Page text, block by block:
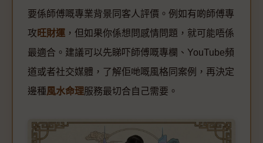
要係師傅嘅專業背景同客人評價。例如有啲師傅專
攻旺財運 ，但如果你係想問感情問題，就可能唔係
最適合。建議可以先睇吓師傅嘅專欄、YouTube頻
道或者社交媒體，了解佢哋嘅風格同案例，再決定
邊種風水命理服務最切合自己需要。